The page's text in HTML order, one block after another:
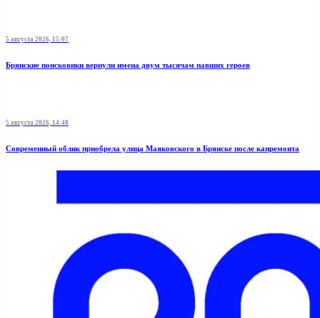
5 августа 2026, 15:07
Брянские поисковики вернули имена двум тысячам павших героев
5 августа 2026, 14:48
Современный облик приобрела улица Маяковского в Брянске после капремонта